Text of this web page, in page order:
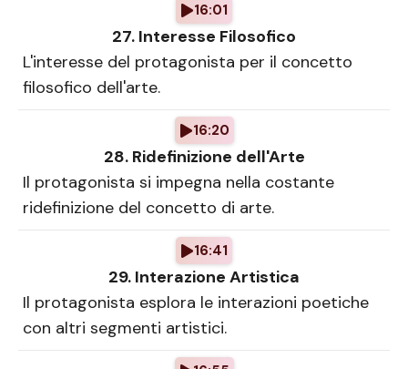
16:01
27. Interesse Filosofico
L'interesse del protagonista per il concetto
filosofico dell'arte.
16:20
28. Ridefinizione dell'Arte
Il protagonista si impegna nella costante
ridefinizione del concetto di arte.
16:41
29. Interazione Artistica
Il protagonista esplora le interazioni poetiche
con altri segmenti artistici.